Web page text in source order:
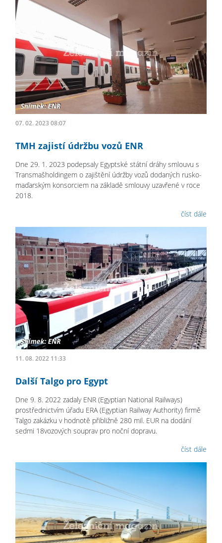
07. 02. 2023 08:07
TMH zajistí údržbu vozů ENR
Dne 29. 1. 2023 podepsaly Egyptské státní dráhy smlouvu s
Transmašholdingem o zajištění údržby vozů dodaných rusko-
maďarským konsorciem na základě smlouvy uzavřené v roce
2018.
číst dále
11. 08. 2022 11:33
Další Talgo pro Egypt
Dne 9. 8. 2022 zadaly ENR (Egyptian National Railways)
prostřednictvím úřadu ERA (Egyptian Railway Authority) firmě
Talgo zakázku v hodnotě přibližně 280 mil. EUR na dodání
sedmi 18vozových souprav pro noční dopravu.
číst dále